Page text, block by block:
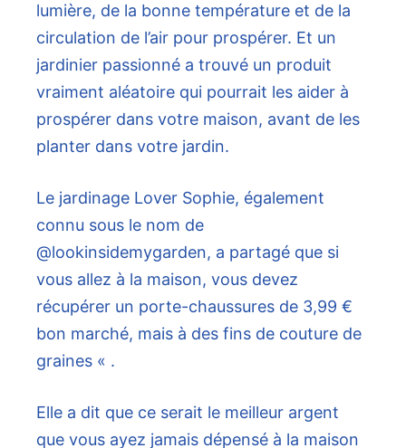
lumière, de la bonne température et de la
circulation de l’air pour prospérer. Et un
jardinier passionné a trouvé un produit
vraiment aléatoire qui pourrait les aider à
prospérer dans votre maison, avant de les
planter dans votre jardin.
Le jardinage Lover Sophie, également
connu sous le nom de
@lookinsidemygarden, a partagé que si
vous allez à la maison, vous devez
récupérer un porte-chaussures de 3,99 €
bon marché, mais à des fins de couture de
graines « .
Elle a dit que ce serait le meilleur argent
que vous ayez jamais dépensé à la maison